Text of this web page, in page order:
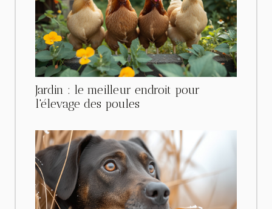
Jardin : le meilleur endroit pour
l'élevage des poules